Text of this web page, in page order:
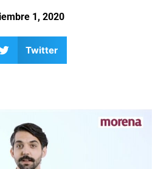
1, 2020
Twitter